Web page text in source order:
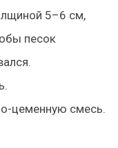
5–6 см,
песок
цеменную смесь.